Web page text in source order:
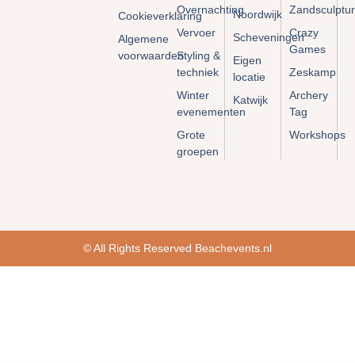
Crazy
Games
Zeskamp
Archery
Tag
Workshops
Noordwijk
Scheveningen
Eigen
locatie
Katwijk
Overnachting
Vervoer
Styling &
techniek
Winter
evenementen
Grote
groepen
Cookieverklaring
Algemene
voorwaarden
© All Rights Reserved Beachevents.nl